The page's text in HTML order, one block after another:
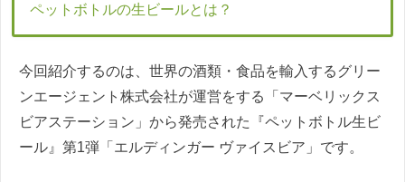
ペットボトルの生ビールとは？
今回紹介するのは、世界の酒類・食品を輸入するグリー
ンエージェント株式会社が運営をする「マーベリックス
ビアステーション」から発売された『ペットボトル生ビ
ール』第1弾「エルディンガー ヴァイスビア」です。